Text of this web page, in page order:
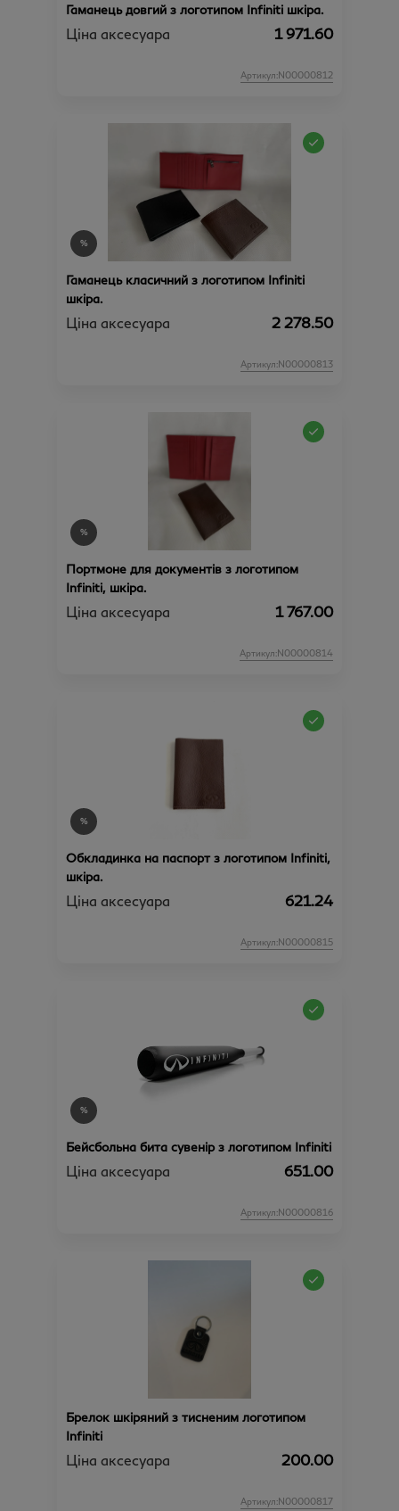
Гаманець довгий з логотипом Infiniti шкіра.
Ціна аксесуара 1 971.60
Артикул:N00000812
Гаманець класичний з логотипом Infiniti
шкіра.
Ціна аксесуара 2 278.50
Артикул:N00000813
Портмоне для документів з логотипом
Infiniti, шкіра.
Ціна аксесуара 1 767.00
Артикул:N00000814
Обкладинка на паспорт з логотипом Infiniti,
шкіра.
Ціна аксесуара 621.24
Артикул:N00000815
Бейсбольна бита сувенір з логотипом Infiniti
Ціна аксесуара 651.00
Артикул:N00000816
Брелок шкіряний з тисненим логотипом
Infiniti
Ціна аксесуара 200.00
Артикул:N00000817